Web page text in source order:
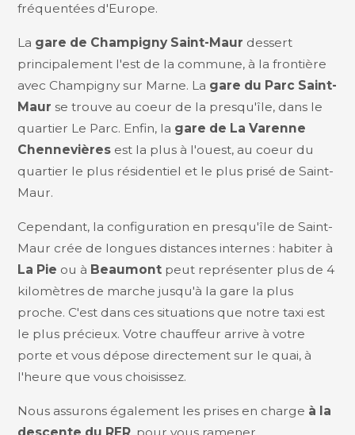
fréquentées d'Europe.
La gare de Champigny Saint-Maur dessert
principalement l'est de la commune, à la frontière
avec Champigny sur Marne. La gare du Parc Saint-
Maur se trouve au coeur de la presqu'île, dans le
quartier Le Parc. Enfin, la gare de La Varenne
Chennevières est la plus à l'ouest, au coeur du
quartier le plus résidentiel et le plus prisé de Saint-
Maur.
Cependant, la configuration en presqu'île de Saint-
Maur crée de longues distances internes : habiter à
La Pie ou à Beaumont peut représenter plus de 4
kilomètres de marche jusqu'à la gare la plus
proche. C'est dans ces situations que notre taxi est
le plus précieux. Votre chauffeur arrive à votre
porte et vous dépose directement sur le quai, à
l'heure que vous choisissez.
Nous assurons également les prises en charge à la